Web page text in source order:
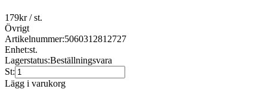
179kr/ st.
Övrigt
Artikelnummer:5060312812727
Enhet:st.
Lagerstatus:Beställningsvara
St:
Lägg i varukorg